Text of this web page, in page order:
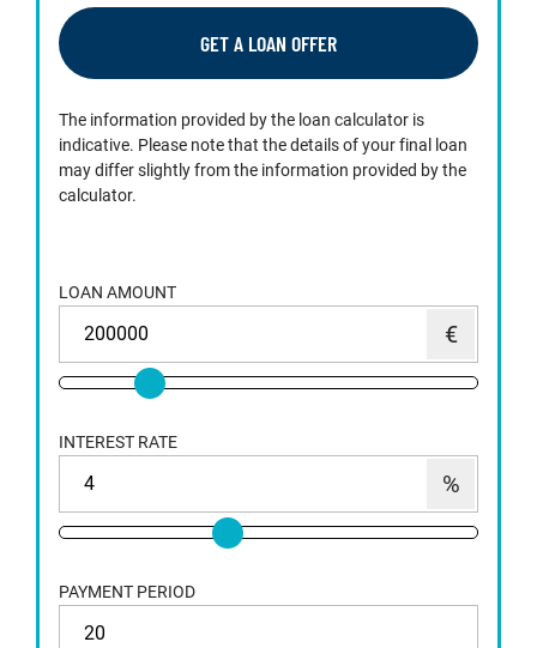
GET A LOAN OFFER
The information provided by the loan calculator is
indicative. Please note that the details of your final loan
may differ slightly from the information provided by the
calculator.
LOAN AMOUNT
INTEREST RATE
PAYMENT PERIOD